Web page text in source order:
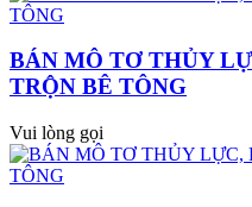
BÁN MÔ TƠ THỦY
TRỘN BÊ TÔNG
Vui lòng gọi